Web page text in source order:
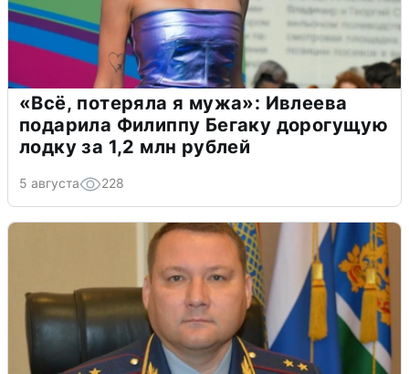
«Всё, потеряла я мужа»: Ивлеева
подарила Филиппу Бегаку дорогущую
лодку за 1,2 млн рублей
5 августа 228